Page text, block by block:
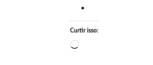
Curtir isso:
Carregando…